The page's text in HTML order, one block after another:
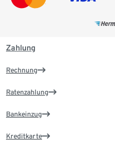
Zahlung
Rechnung
Ratenzahlung
Bankeinzug
Kreditkarte